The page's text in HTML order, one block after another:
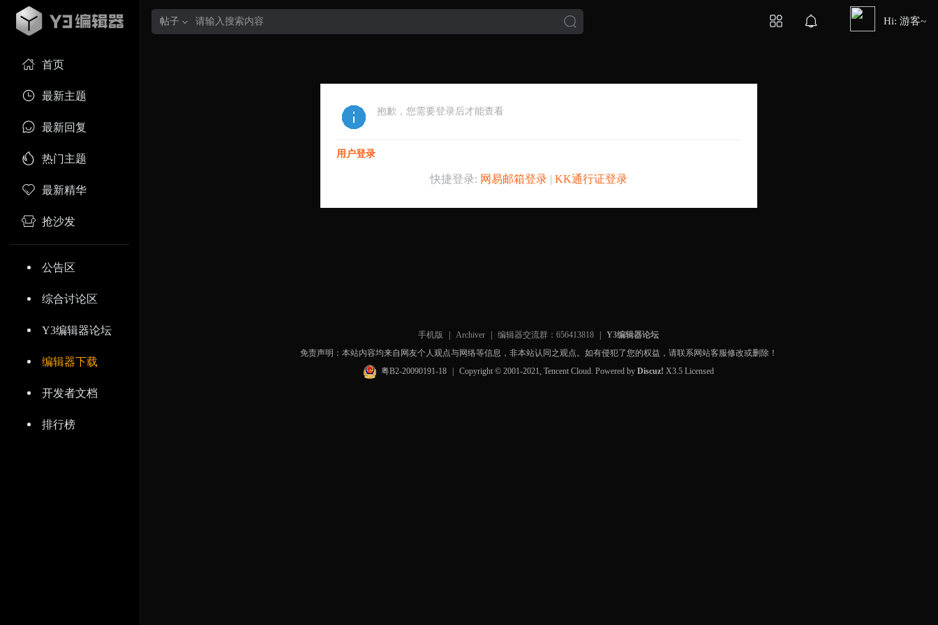
首页
最新主题
最新回复
热门主题
最新精华
抢沙发
公告区
综合讨论区
Y3编辑器论坛
编辑器下载
开发者文档
排行榜
帖子 Hi: 游客~
抱歉，您需要登录后才能查看
用户登录
快捷登录: 网易邮箱登录| KK通行证登录
手机版 Archiver 编辑器交流群：656413818
Y3编辑器论坛
免责声明：本站内容均来自网友个人观点与网络等信息，非本站认同之观点。如有侵犯了您的权益，请联系网站客服修改或删除！
粤B2-20090191-18
Copyright © 2001-2021, Tencent Cloud. Powered byDiscuz! X3.5 Licensed